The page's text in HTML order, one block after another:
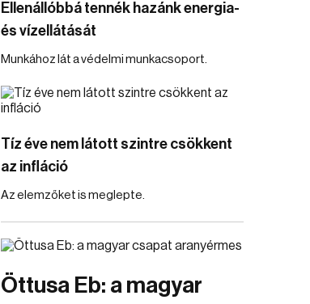
Ellenállóbbá tennék hazánk energia-
és vízellátását
Munkához lát a védelmi munkacsoport.
Tíz éve nem látott szintre csökkent
az infláció
Az elemzőket is meglepte.
Öttusa Eb: a magyar